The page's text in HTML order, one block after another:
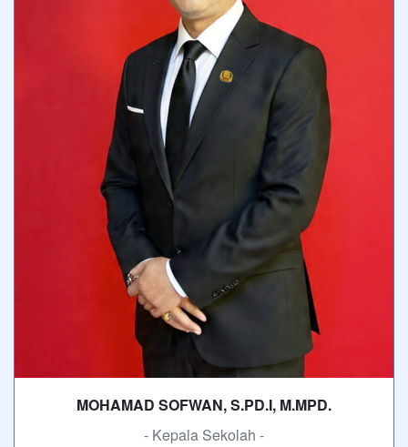
MOHAMAD SOFWAN, S.PD.I, M.MPD.
- Kepala Sekolah -